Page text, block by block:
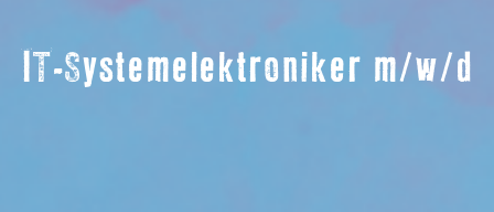
IT-Systemelektroniker m/w/d